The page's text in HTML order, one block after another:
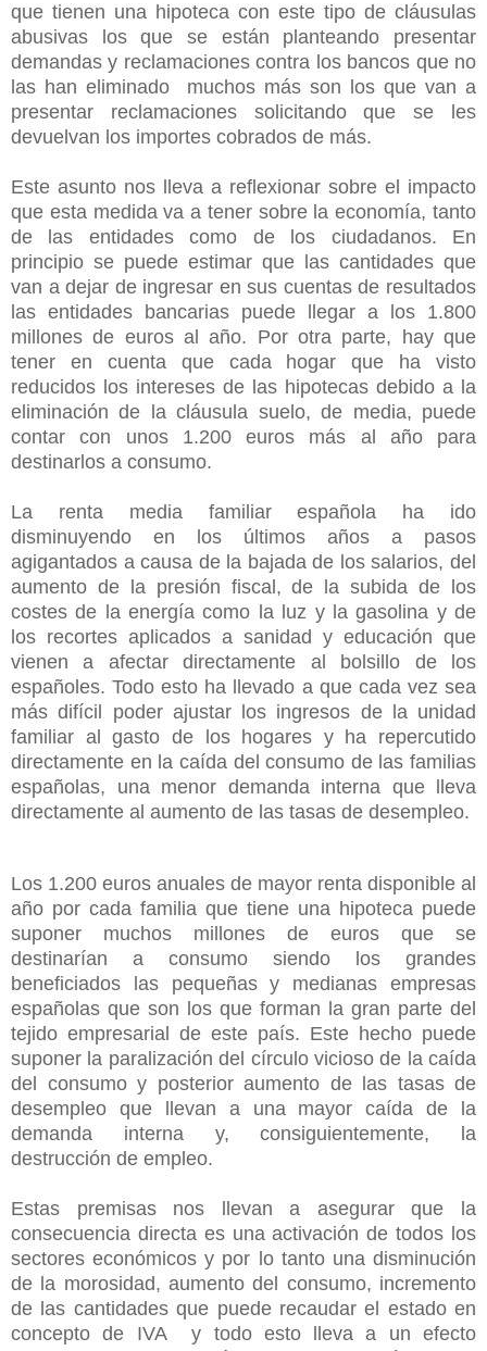
que tienen una hipoteca con este tipo de cláusulas
abusivas los que se están planteando presentar
demandas y reclamaciones contra los bancos que no
las han eliminado muchos más son los que van a
presentar reclamaciones solicitando que se les
devuelvan los importes cobrados de más.
Este asunto nos lleva a reflexionar sobre el impacto
que esta medida va a tener sobre la economía, tanto
de las entidades como de los ciudadanos. En
principio se puede estimar que las cantidades que
van a dejar de ingresar en sus cuentas de resultados
las entidades bancarias puede llegar a los 1.800
millones de euros al año. Por otra parte, hay que
tener en cuenta que cada hogar que ha visto
reducidos los intereses de las hipotecas debido a la
eliminación de la cláusula suelo, de media, puede
contar con unos 1.200 euros más al año para
destinarlos a consumo.
La renta media familiar española ha ido
disminuyendo en los últimos años a pasos
agigantados a causa de la bajada de los salarios, del
aumento de la presión fiscal, de la subida de los
costes de la energía como la luz y la gasolina y de
los recortes aplicados a sanidad y educación que
vienen a afectar directamente al bolsillo de los
españoles. Todo esto ha llevado a que cada vez sea
más difícil poder ajustar los ingresos de la unidad
familiar al gasto de los hogares y ha repercutido
directamente en la caída del consumo de las familias
españolas, una menor demanda interna que lleva
directamente al aumento de las tasas de desempleo.
Los 1.200 euros anuales de mayor renta disponible al
año por cada familia que tiene una hipoteca puede
suponer muchos millones de euros que se
destinarían a consumo siendo los grandes
beneficiados las pequeñas y medianas empresas
españolas que son los que forman la gran parte del
tejido empresarial de este país. Este hecho puede
suponer la paralización del círculo vicioso de la caída
del consumo y posterior aumento de las tasas de
desempleo que llevan a una mayor caída de la
demanda interna y, consiguientemente, la
destrucción de empleo.
Estas premisas nos llevan a asegurar que la
consecuencia directa es una activación de todos los
sectores económicos y por lo tanto una disminución
de la morosidad, aumento del consumo, incremento
de las cantidades que puede recaudar el estado en
concepto de IVA y todo esto lleva a un efecto